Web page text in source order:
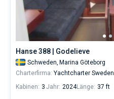
Hanse 388 | Godelieve
Schweden, Marina Göteborg
Charterfirma: Yachtcharter Sweden
Kabinen: 3 Jahr: 2024Länge: 37 ft